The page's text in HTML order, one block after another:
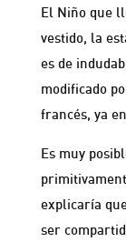
El Niño que
vestido, la
es de
modificado
francés, ya
Es muy
explicaría
ser